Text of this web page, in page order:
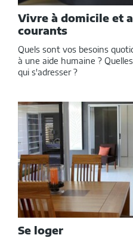
Vivre à domicile et
courants
Quels sont vos besoins
à une aide humaine ?
qui s'adresser ?
Se loger